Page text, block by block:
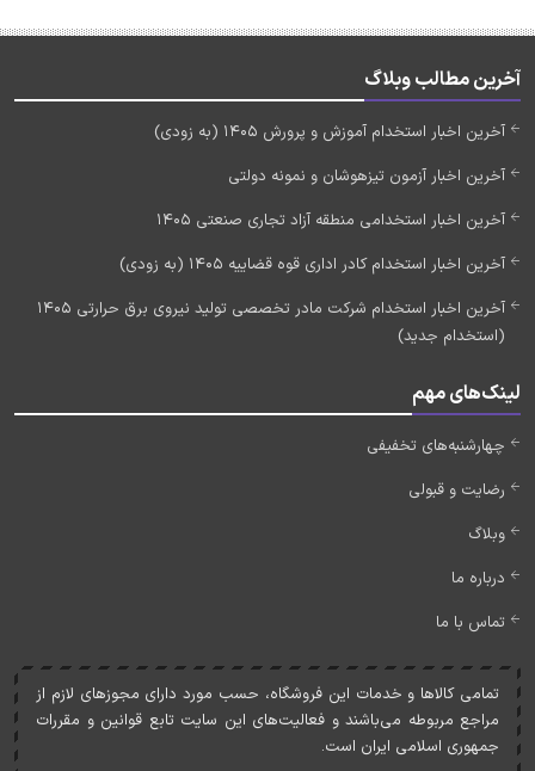
آخرین مطالب وبلاگ
آخرین اخبار استخدام آموزش و پرورش 1405 (به زودی)
آخرین اخبار آزمون تیزهوشان و نمونه دولتی
آخرین اخبار استخدامی منطقه آزاد تجاری صنعتی 1405
آخرین اخبار استخدام کادر اداری قوه قضاییه 1405 (به زودی)
آخرین اخبار استخدام شرکت مادر تخصصی تولید نیروی برق حرارتی 1405
(استخدام جدید)
لینک‌های مهم
چهارشنبه‌های تخفیفی
رضایت و قبولی
وبلاگ
درباره ما
تماس با ما
تمامی کالاها و خدمات اين فروشگاه، حسب مورد دارای مجوزهای لازم از
مراجع مربوطه می‌باشند و فعاليت‌های اين سايت تابع قوانين و مقررات
جمهوری اسلامی ايران است.